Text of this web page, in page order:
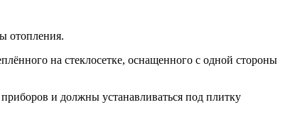
отопления.
на стеклосетке, оснащенного с одной стороны
и должны устанавливаться под плитку